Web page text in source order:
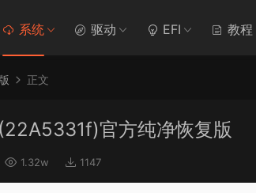
系统 驱动 EFI 教程
正文
官方纯净恢复版
1.32w 1147